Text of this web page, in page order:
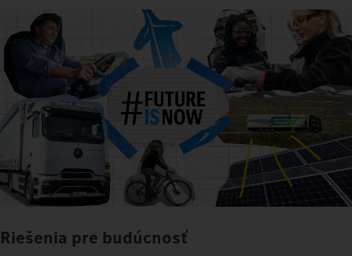
Riešenia pre budúcnosť